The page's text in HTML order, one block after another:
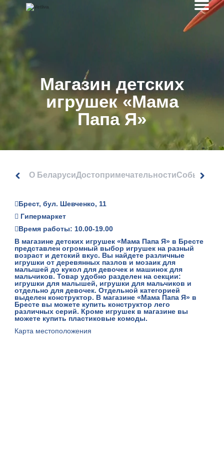
Магазин детских
игрушек «Мама
Папа Я»
О БеларусиДостопримечательностиСобытия
Брест, бул. Шевченко, 11
Гипермаркет
Время работы: 10.00-19.00
В магазине детских игрушек «Мама Папа Я» в Бресте
представлен огромный выбор игрушек на разный
возраст и детский вкус. Вы найдете различные
игрушки от деревянных пазлов и мозаик для
малышей до кукол для девочек и машинок для
мальчиков. Товар удобно разделен на секции:
игрушки для малышей, игрушки для мальчиков и
отдельно для девочек. Отдельной категорией
выделен конструктор. В магазине «Мама Папа Я» в
Бресте вы можете купить конструктор лего
различных серий. Кроме игрушек в магазине вы
можете купить пластиковые комоды.
Карта местоположения